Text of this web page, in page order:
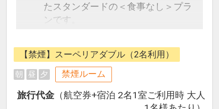
たスタンダードの＜食事なし＞プラ
ンです。
できるダイナミックパッケージだか
ら、一都市滞在はもちろん周遊旅行
にも最適！
旅行期間中の1泊だけの宿泊や延
泊・飛び泊なども自由自在です。
【禁煙】スーペリアダブル（2名利用）
朝 昼 夕 禁煙ルーム
旅行代金 （航空券+宿泊 2名1室ご利用時 大人